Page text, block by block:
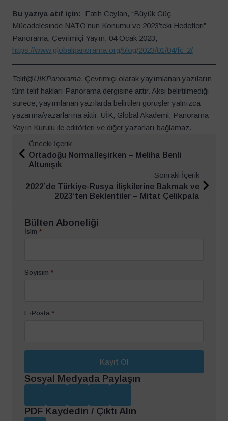
Bu yazıya atıf için:
Fatih Ceylan, “Büyük Güç
Mücadelesinde NATO’nun Konumu ve 2023’teki Hedefleri”
Panorama, Çevrimiçi Yayın, 04 Ocak 2023,
https://www.globalpanorama.org/blog/2023/01/04/fc-2/
Telif@UIKPanorama. Çevrimiçi olarak yayımlanan yazıların
tüm telif hakları Panorama dergisine aittir. Aksi belirtilmediği
sürece, yayımlanan yazılarda belirtilen görüşler yalnızca
yazarına/yazarlarına aittir. UİK, Global Akademi, Panorama
Yayın Kurulu ile editörleri ve diğer yazarları bağlamaz.
Önceki İçerik
Ortadoğu Normalleşirken – Meliha Benli
Altunışık
Sonraki İçerik
2022’de Türkiye-Rusya İlişkilerine Bakmak ve
2023’ten Beklentiler – Mitat Çelikpala
Bülten Aboneliği
İsim *
Soyisim *
E-Posta *
Kayıt Ol
Sosyal Medyada Paylaşın
PDF Kaydedin / Çıktı Alın